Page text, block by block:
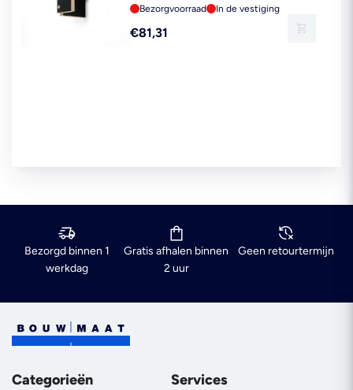
Bezorgvoorraad In de vestiging
Reguliere
€81,31
Bezorgd binnen 1
werkdag
Gratis afhalen binnen
2 uur
Geen retourtermijn
Categorieën Services